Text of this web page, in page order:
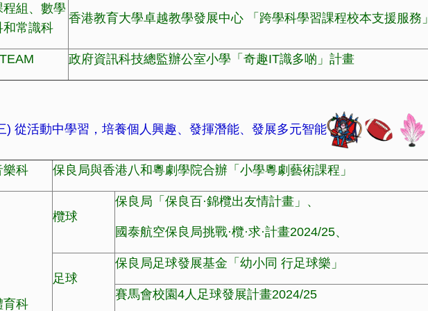
程組、數學
和常識科
香港教育大學卓越教學發展中心 「跨學科學習課程校本支援服務」
政府資訊科技總監辦公室小學「奇趣IT識多啲」計畫
) 從活動中學習，培養個人興趣、發揮潛能、發展多元智能
樂科 保良局與香港八和粵劇學院合辦「小學粵劇藝術課程」
育科
欖球
保良局「保良百·錦欖出友情計畫」、
國泰航空保良局挑戰·欖·求·計畫2024/25、
足球
保良局足球發展基金「幼小同 行足球樂」
賽馬會校園4人足球發展計畫2024/25